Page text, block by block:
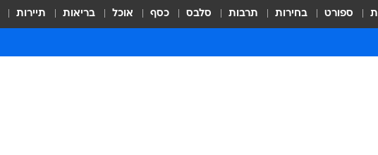
ספורט בחירות תרבות סלבס כסף אוכל בריאות תיירות